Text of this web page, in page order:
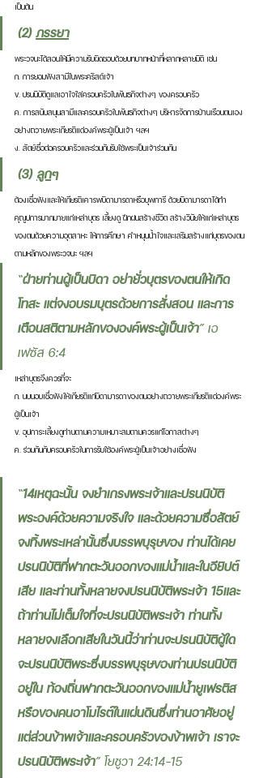
เป็นต้น
(2) ภรรยา
พระวจนะได้สอนให้มีความรับผิดชอบด้วยบทบาทหน้าที่หลากหลายมิติ เช่น
ก. การยอมฟังสามีในพระคริสต์เจ้า
ข. ปรนนิบัติดูแลเอาใจใส่ครอบครัวในพันธกิจต่างๆ ของครอบครัว
ค. การสนับสนุนสามีและครอบครัวในพันธกิจต่างๆ บริหารจัดการบ้านเรือนตนเอง
อย่างถวายพระเกียรติแด่องค์พระผู้เป็นเจ้า ฯลฯ
ง. สัตย์ซื่อต่อครอบครัวและร่วมกันรับใช้พระเป็นเจ้าร่วมกัน
(3) ลูกๆ
ต้องเชื่อฟังและให้เกียรติเคารพบิดามารดาหรือบุพการี ด้วยบิดามารดาได้ทำ
คุณูปการมากมายแก่เหล่าบุตร เลี้ยงดู ฝึกฝนสร้างชีวิต สร้างวินัยให้แก่เหล่าบุตร
ของตนด้วยความอุตสาหะ ให้การศึกษา คำหนุนน้ำใจและเสริมสร้างแก่บุตรของตน
ตามหลักของพระวจนะ ฯลฯ
“ฝ่ายท่านผู้เป็นบิดา อย่ายั่วบุตรของตนให้เกิด
โทสะ แต่จงอบรมบุตรด้วยการสั่งสอน และการ
เตือนสติตามหลักขององค์พระผู้เป็นเจ้า” เอ
เฟซัส 6:4
เหล่าบุตรจึงควรที่จะ
ก. นบนอบเชื่อฟังให้เกียรติแก่บิดามารดาของตนอย่างถวายพระเกียรติแด่องค์พระ
ผู้เป็นเจ้า
ข. อุปการะเลี้ยงดูท่านตามความเหมาะสมตามควรแก่โอกาสต่างๆ
ค. ร่วมกันกับครอบครัวในการรับใช้องค์พระผู้เป็นเจ้าอย่างเชื่อฟัง
“14เหตุฉะนั้น จงยำเกรงพระเจ้าและปรนนิบัติ
พระองค์ด้วยความจริงใจ และด้วยความซื่อสัตย์
จงทิ้งพระเหล่านั้นซึ่งบรรพบุรุษของ ท่านได้เคย
ปรนนิบัติที่ฟากตะวันออกของแม่น้ำและในอียิปต์
เสีย และท่านทั้งหลายจงปรนนิบัติพระเจ้า 15และ
ถ้าท่านไม่เต็มใจที่จะปรนนิบัติพระเจ้า ท่านทั้ง
หลายจงเลือกเสียในวันนี้ว่าท่านจะปรนนิบัติผู้ใด
จะปรนนิบัติพระซึ่งบรรพบุรุษของท่านปรนนิบัติ
อยู่ใน ท้องถิ่นฟากตะวันออกของแม่น้ำยูเฟรติส
หรือของคนอาโมไรต์ในแผ่นดินซึ่งท่านอาศัยอยู่
แต่ส่วนข้าพเจ้าและครอบครัวของข้าพเจ้า เราจะ
ปรนนิบัติพระเจ้า” โยชูวา 24:14-15